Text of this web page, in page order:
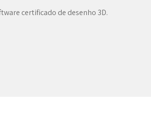
certificado de desenho 3D.